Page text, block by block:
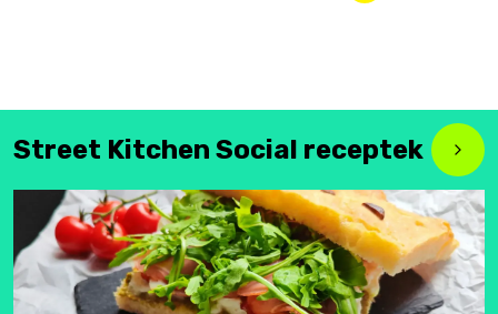
Street Kitchen Social receptek